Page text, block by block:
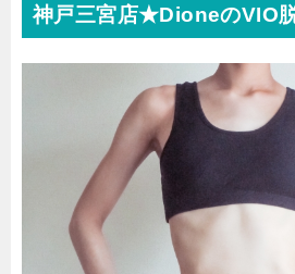
神戸三宮店★DioneのVIO